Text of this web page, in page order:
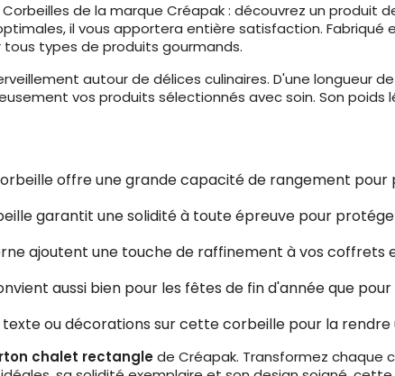
de la marque Créapak : découvrez un produit
il vous apportera entière satisfaction. Fabriqué
types de produits gourmands.
autour de délices culinaires. D'une longueur
vos produits sélectionnés avec soin. Son poids
offre une grande capacité de rangement pour
garantit une solidité à toute épreuve pour
ajoutent une touche de raffinement à vos coffrets
aussi bien pour les fêtes de fin d'année que
ou décorations sur cette corbeille pour la rendre
chalet rectanglede Créapak. Transformez chaque